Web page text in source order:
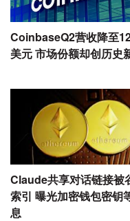
CoinbaseQ2营收降至
美元 市场份额却创历史
Claude共享对话链接被
索引 曝光加密钱包密钥
息